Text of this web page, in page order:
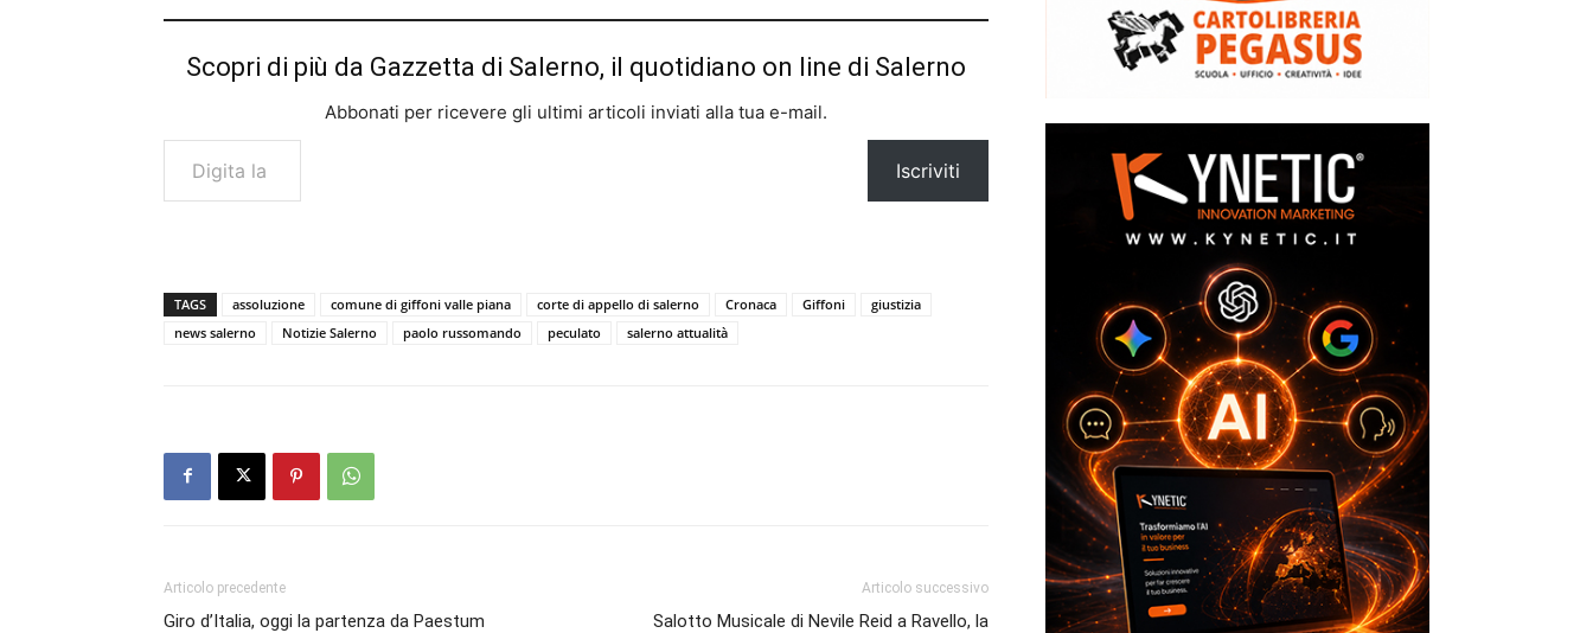
Scopri di più da Gazzetta di Salerno, il quotidiano on line di Salerno
Abbonati per ricevere gli ultimi articoli inviati alla tua e-mail.
Digita la tua e-mail...
Iscriviti
TAGS assoluzione comune di giffoni valle piana corte di appello di salerno Cronaca Giffoni
giustizia
news salerno
Notizie Salerno paolo russomando peculato salerno attualità
Articolo precedente
Giro d’Italia, oggi la partenza da Paestum
Articolo successivo
Salotto Musicale di Nevile Reid a Ravello, la